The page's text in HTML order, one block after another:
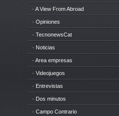
· A View From Abroad
· Opiniones
· TecnonewsCat
· Noticias
· Area empresas
· Videojuegos
· Entrevistas
· Dos minutos
· Campo Contrario